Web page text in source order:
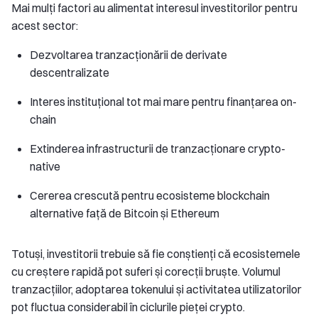
Mai mulți factori au alimentat interesul investitorilor pentru
acest sector:
Dezvoltarea tranzacționării de derivate
descentralizate
Interes instituțional tot mai mare pentru finanțarea on-
chain
Extinderea infrastructurii de tranzacționare crypto-
native
Cererea crescută pentru ecosisteme blockchain
alternative față de Bitcoin și Ethereum
Totuși, investitorii trebuie să fie conștienți că ecosistemele
cu creștere rapidă pot suferi și corecții bruște. Volumul
tranzacțiilor, adoptarea tokenului și activitatea utilizatorilor
pot fluctua considerabil în ciclurile pieței crypto.